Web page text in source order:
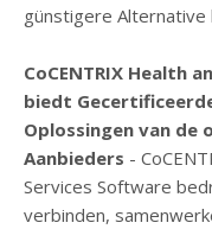
günstigere
CoCENTRIX Health
biedt
Oplossingen van de
Aanbieders -
Services Software
verbinden,